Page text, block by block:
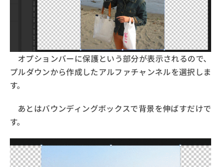
オプションバーに保護という部分が表示されるので、
プルダウンから作成したアルファチャンネルを選択しま
す。
あとはバウンディングボックスで背景を伸ばすだけで
す。